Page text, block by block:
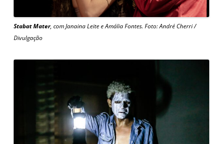
Stabat Mater, com Janaina Leite e Amália Fontes. Foto: André Cherri /
Divulgação